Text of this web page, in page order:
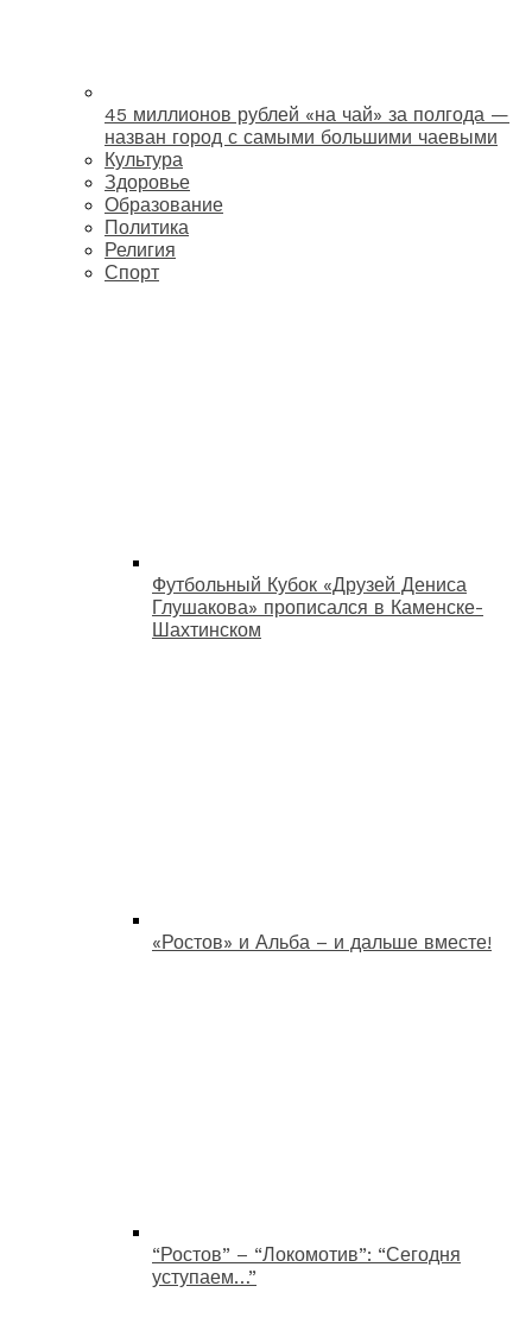
45 миллионов рублей «на чай» за полгода —
назван город с самыми большими чаевыми
Культура
Здоровье
Образование
Политика
Религия
Спорт
Футбольный Кубок «Друзей Дениса
Глушакова» прописался в Каменске-
Шахтинском
«Ростов» и Альба – и дальше вместе!
“Ростов” – “Локомотив”: “Сегодня
уступаем…”